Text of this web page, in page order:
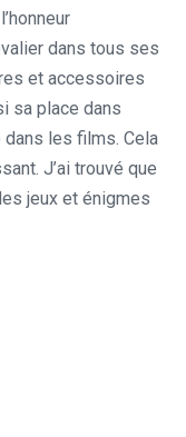
dans tous ses
et accessoires
sa place dans
dans les films. Cela
J’ai trouvé que
jeux et énigmes